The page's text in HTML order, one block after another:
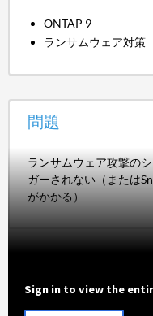
ONTAP 9
ランサムウェア対策
問題
ランサムウェア攻撃の
ガーされない（または
がかかる）
Sign in to view the